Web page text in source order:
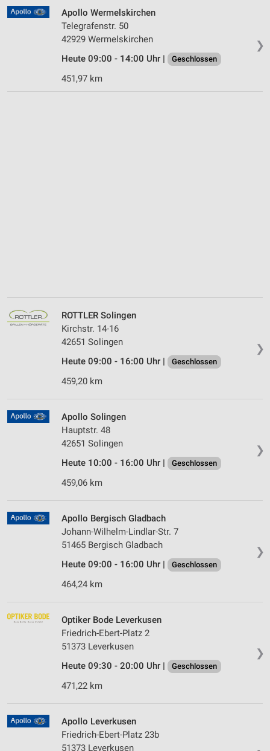
❯
Apollo Wermelskirchen
Telegrafenstr. 50
42929 Wermelskirchen
Heute 09:00 - 14:00 Uhr |
Geschlossen
451,97 km
❯
ROTTLER Solingen
Kirchstr. 14-16
42651 Solingen
Heute 09:00 - 16:00 Uhr |
Geschlossen
459,20 km
❯
Apollo Solingen
Hauptstr. 48
42651 Solingen
Heute 10:00 - 16:00 Uhr |
Geschlossen
459,06 km
❯
Apollo Bergisch Gladbach
Johann-Wilhelm-Lindlar-Str. 7
51465 Bergisch Gladbach
Heute 09:00 - 16:00 Uhr |
Geschlossen
464,24 km
❯
Optiker Bode Leverkusen
Friedrich-Ebert-Platz 2
51373 Leverkusen
Heute 09:30 - 20:00 Uhr |
Geschlossen
471,22 km
Apollo Leverkusen
Friedrich-Ebert-Platz 23b
51373 Leverkusen